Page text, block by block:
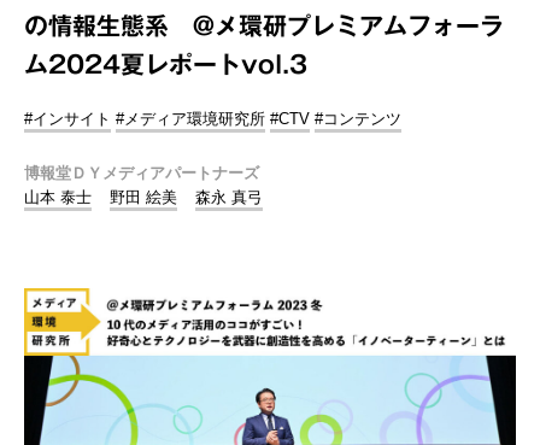
の情報生態系 @メ環研プレミアムフォーラ
ム2024夏レポートvol.3
#インサイト #メディア環境研究所 #CTV #コンテンツ
博報堂ＤＹメディアパートナーズ
山本 泰士
野田 絵美 森永 真弓